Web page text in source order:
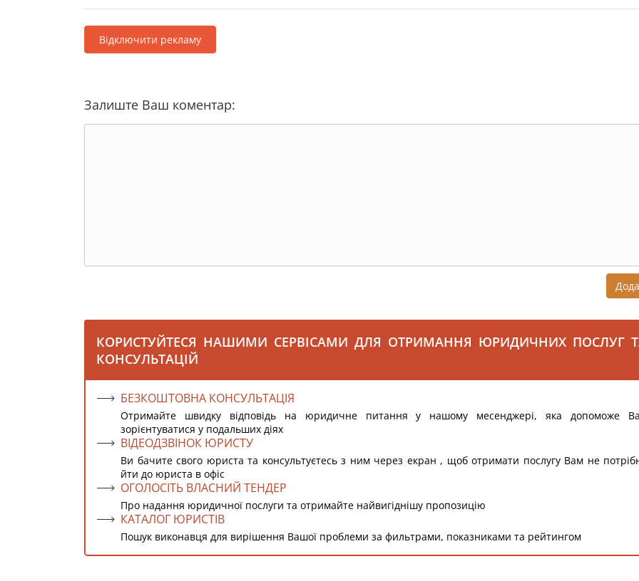
Відключити рекламу
Залиште Ваш коментар:
КОРИСТУЙТЕСЯ НАШИМИ СЕРВІСАМИ ДЛЯ ОТРИМАННЯ ЮРИДИЧНИХ ПОСЛУГ
КОНСУЛЬТАЦІЙ
БЕЗКОШТОВНА КОНСУЛЬТАЦІЯ
Отримайте швидку відповідь на юридичне питання у нашому месенджері, яка допоможе
зорієнтуватися у подальших діях
ВІДЕОДЗВІНОК ЮРИСТУ
Ви бачите свого юриста та консультуєтесь з ним через екран , щоб отримати послугу Вам не
йти до юриста в офіс
ОГОЛОСІТЬ ВЛАСНИЙ ТЕНДЕР
Про надання юридичної послуги та отримайте найвигіднішу пропозицію
КАТАЛОГ ЮРИСТІВ
Пошук виконавця для вирішення Вашої проблеми за фильтрами, показниками та рейтингом